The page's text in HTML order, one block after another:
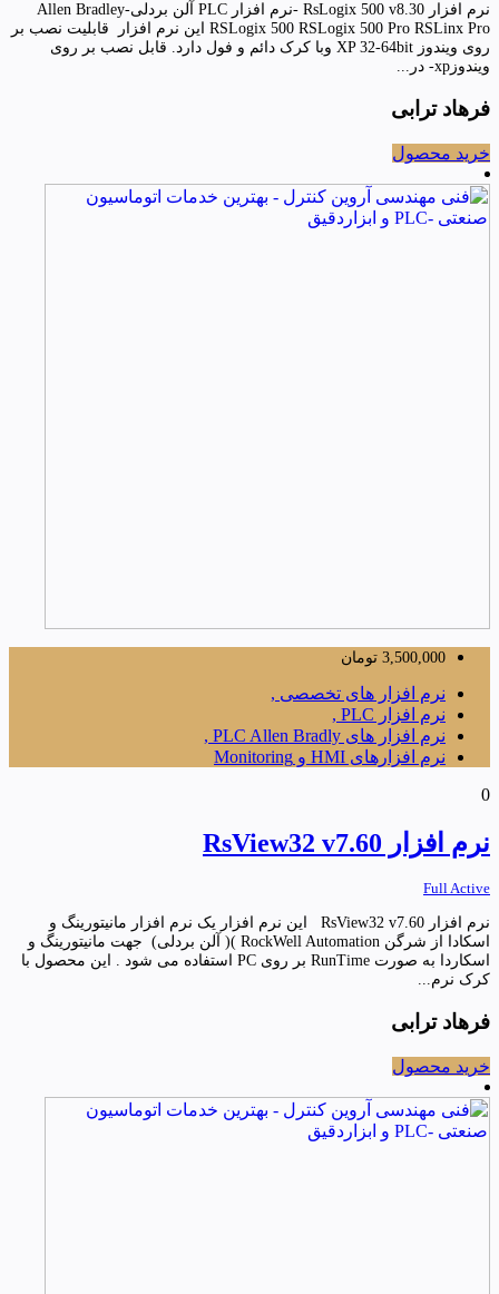
نرم افزار RsLogix 500 v8.30 -نرم افزار PLC آلن بردلی-Allen Bradley
RSLogix 500 RSLogix 500 Pro RSLinx Pro این نرم افزار قابلیت نصب بر
روی ویندوز XP 32-64bit وبا کرک دائم و فول دارد. قابل نصب بر روی
ویندوزxp- در...
فرهاد ترابی
خرید محصول
3,500,000 تومان
نرم افزار های تخصصی ,
نرم افزار PLC ,
نرم افزار های PLC Allen Bradly ,
نرم افزارهای HMI و Monitoring
0
نرم افزار RsView32 v7.60
Full Active
نرم افزار RsView32 v7.60 این نرم افزار یک نرم افزار مانیتورینگ و
اسکادا از شرگن RockWell Automation )( آلن بردلی) جهت مانیتورینگ و
اسکاردا به صورت RunTime بر روی PC استفاده می شود . این محصول با
کرک نرم...
فرهاد ترابی
خرید محصول